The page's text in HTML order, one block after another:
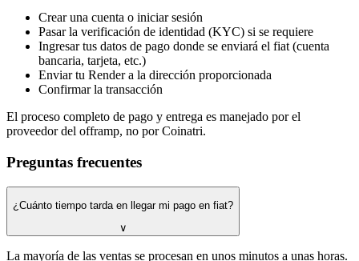
Crear una cuenta o iniciar sesión
Pasar la verificación de identidad (KYC) si se requiere
Ingresar tus datos de pago donde se enviará el fiat (cuenta
bancaria, tarjeta, etc.)
Enviar tu Render a la dirección proporcionada
Confirmar la transacción
El proceso completo de pago y entrega es manejado por el
proveedor del offramp, no por Coinatri.
Preguntas frecuentes
¿Cuánto tiempo tarda en llegar mi pago en fiat?
∨
La mayoría de las ventas se procesan en unos minutos a unas horas.